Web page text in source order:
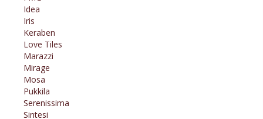
Idea
Iris
Keraben
Love Tiles
Marazzi
Mirage
Mosa
Pukkila
Serenissima
Sintesi